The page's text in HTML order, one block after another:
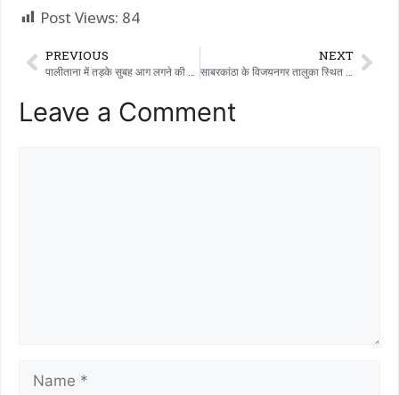
Post Views: 84
PREVIOUS NEXT
Leave a Comment